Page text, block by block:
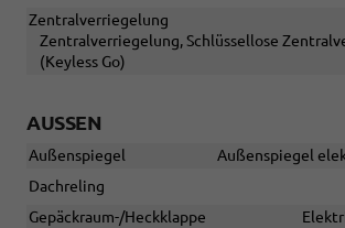
Zentralverriegelung
Zentralverriegelung, Schlüssellose
(Keyless Go)
AUSSEN
Außenspiegel
Außenspiegel
Dachreling
Gepäckraum-/Heckklappe